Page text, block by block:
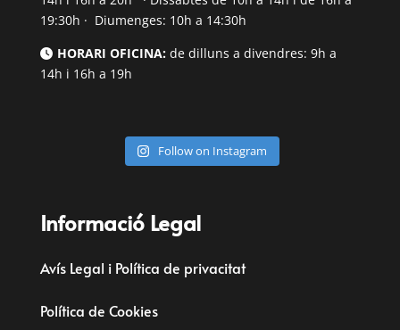
19:30h · Diumenges: 10h a 14:30h
HORARI OFICINA:de dilluns a divendres: 9h a
14h i 16h a 19h
Follow on Instagram
Informació Legal
Avís Legal i Política de privacitat
Política de Cookies